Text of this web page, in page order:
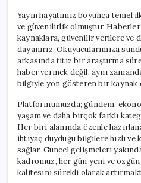
Yayın hayatımız boyunca temel
ve güvenilirlik olmuştur.
kaynaklara, güvenilir verilere ve
dayanırız. Okuyucularımıza
arkasında titiz bir araştırma
haber vermek değil, aynı
bilgiyle yön gösteren bir kaynak
Platformumuzda; gündem,
yaşam ve daha birçok farklı
Her biri alanında özenle
ihtiyaç duyduğu bilgilere hızlı ve
sağlar. Güncel gelişmeleri
kadromuz, her gün yeni ve
kalitesini sürekli olarak